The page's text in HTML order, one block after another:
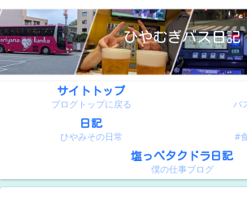
ひやむぎバス日記
サイトトップ
ブログトップに戻る
バ
日記
ひやみその日常
#
塩っぺタクドラ日記
僕の仕事ブログ